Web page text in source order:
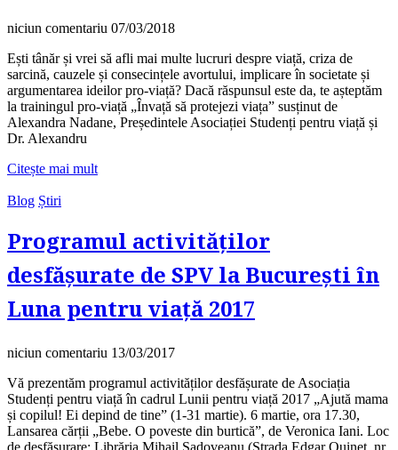
niciun comentariu 07/03/2018
Ești tânăr și vrei să afli mai multe lucruri despre viață, criza de
sarcină, cauzele și consecințele avortului, implicare în societate și
argumentarea ideilor pro-viață? Dacă răspunsul este da, te așteptăm
la trainingul pro-viață „Învață să protejezi viața” susținut de
Alexandra Nadane, Președintele Asociației Studenți pentru viață și
Dr. Alexandru
Citește mai mult
Blog Știri
Programul activităților
desfășurate de SPV la București în
Luna pentru viață 2017
niciun comentariu 13/03/2017
Vă prezentăm programul activităților desfășurate de Asociația
Studenți pentru viață în cadrul Lunii pentru viață 2017 „Ajută mama
și copilul! Ei depind de tine” (1-31 martie). 6 martie, ora 17.30,
Lansarea cărții „Bebe. O poveste din burtică”, de Veronica Iani. Loc